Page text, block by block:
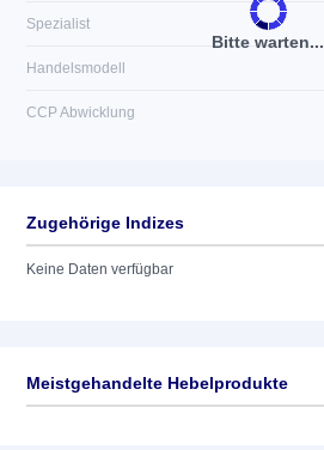
Bitte warten...
Spezialist
Handelsmodell
CCP Abwicklung
Zugehörige Indizes
Keine Daten verfügbar
Meistgehandelte Hebelprodukte